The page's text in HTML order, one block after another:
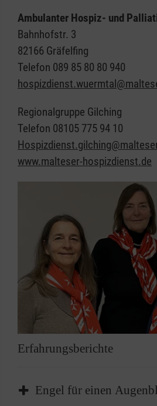
Ambulanter Hospiz- und
Bahnhofstr. 3
82166 Gräfelfing
Telefon 089 85 80 80 940
Regionalgruppe Gilching
Telefon 08105 775 94 10
www.malteser-hospizdienst.de
Erfahrungsberichte
Engel für einen